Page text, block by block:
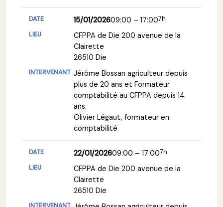
15/01/202609:00 – 17:007h
CFPPA de Die 200 avenue de la
Clairette
26510 Die
Jérôme Bossan agriculteur depuis
plus de 20 ans et Formateur
comptabilité au CFPPA depuis 14
ans.
Olivier Légaut, formateur en
comptabilité
22/01/202609:00 – 17:007h
CFPPA de Die 200 avenue de la
Clairette
26510 Die